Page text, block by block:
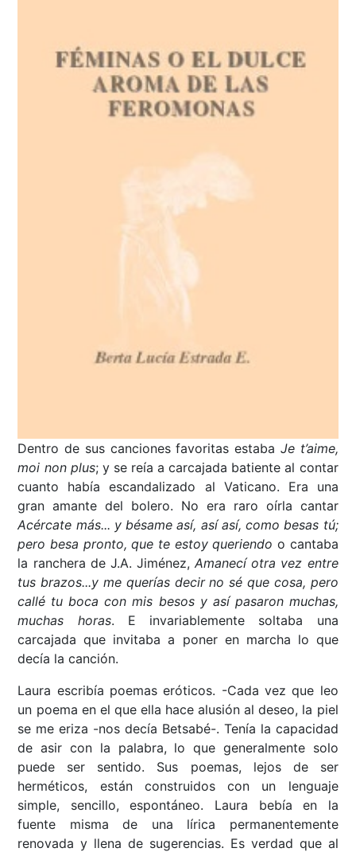
Dentro de sus canciones favoritas estaba Je t’aime,
moi non plus; y se reía a carcajada batiente al contar
cuanto había escandalizado al Vaticano. Era una
gran amante del bolero. No era raro oírla cantar
Acércate más... y bésame así, así así, como besas tú;
pero besa pronto, que te estoy queriendo o cantaba
la ranchera de J.A. Jiménez,Amanecí otra vez entre
tus brazos...y me querías decir no sé que cosa, pero
callé tu boca con mis besos y así pasaron muchas,
muchas horas. E invariablemente soltaba una
carcajada que invitaba a poner en marcha lo que
decía la canción.
Laura escribía poemas eróticos. -Cada vez que leo
un poema en el que ella hace alusión al deseo, la piel
se me eriza -nos decía Betsabé-. Tenía la capacidad
de asir con la palabra, lo que generalmente solo
puede ser sentido. Sus poemas, lejos de ser
herméticos, están construidos con un lenguaje
simple, sencillo, espontáneo. Laura bebía en la
fuente misma de una lírica permanentemente
renovada y llena de sugerencias. Es verdad que al